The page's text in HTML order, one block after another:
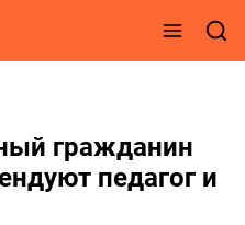
гражданин
педагог и